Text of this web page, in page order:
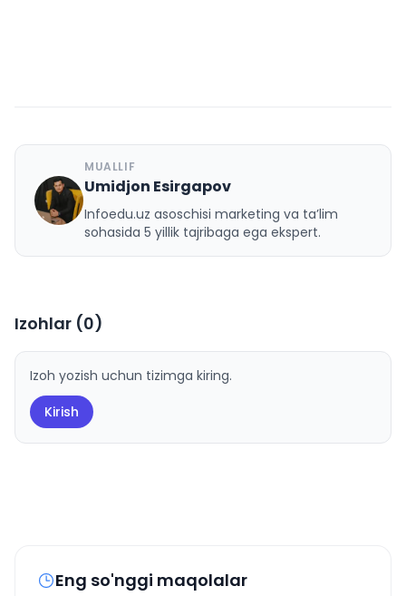
U
MUALLIF
Umidjon Esirgapov
Infoedu.uz asoschisi marketing va ta’lim
sohasida 5 yillik tajribaga ega ekspert.
Izohlar (0)
Izoh yozish uchun tizimga kiring.
Kirish
Eng so'nggi maqolalar